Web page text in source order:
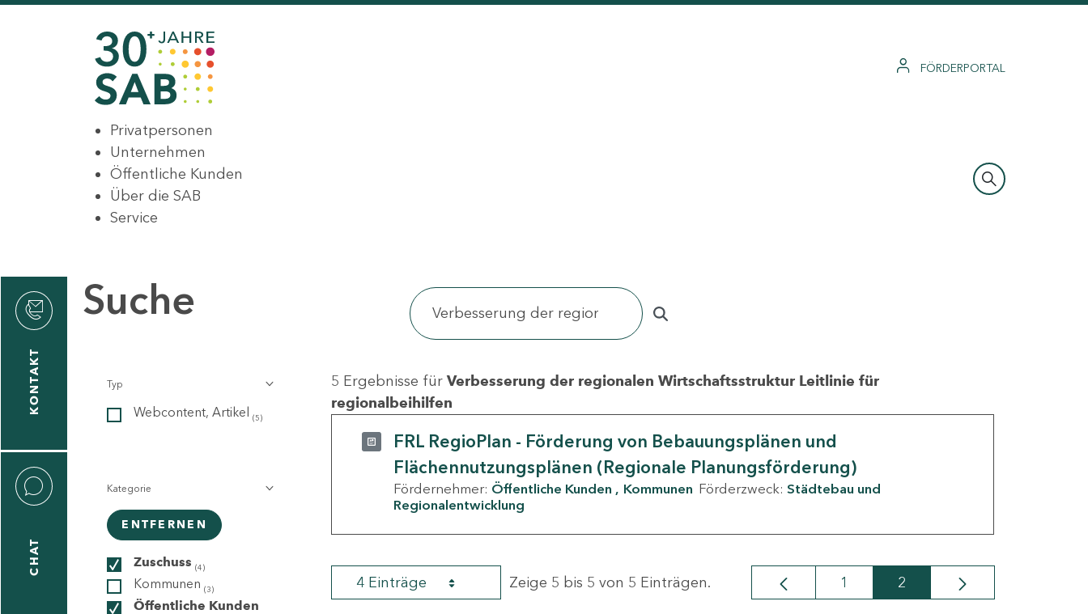
FÖRDERPORTAL
Privatpersonen
Unternehmen
Öffentliche Kunden
Über die SAB
Service
KONTAKT
CHAT
Suche
Typ
Webcontent, Artikel (5)
Kategorie
ENTFERNEN
Zuschuss (4)
Kommunen (3)
Öffentliche Kunden
5 Ergebnisse für Verbesserung der regionalen Wirtschaftsstruktur Leitlinie für
regionalbeihilfen
FRL RegioPlan - Förderung von Bebauungsplänen und
Flächennutzungsplänen (Regionale Planungsförderung)
Fördernehmer: Öffentliche Kunden Kommunen Förderzweck: Städtebau und
Regionalentwicklung
4 Einträge Zeige 5 bis 5 von 5 Einträgen. Seite
1 Seite
2